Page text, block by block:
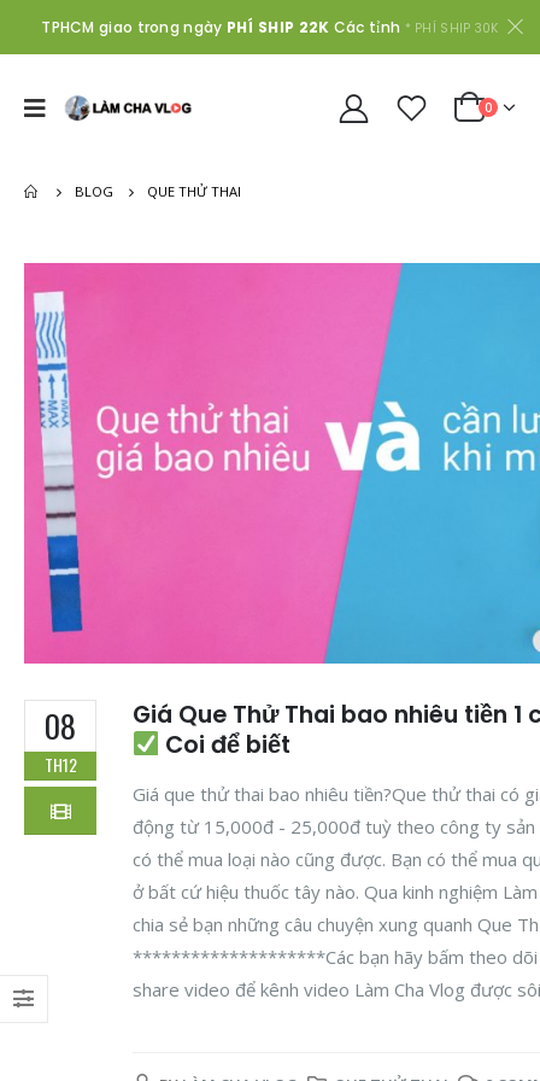
TPHCM giao trong ngày PHÍ SHIP 22K Các tỉnh * PHÍ SHIP 30K
0
BLOG QUE THỬ THAI
08
TH12
Giá Que Thử Thai bao nhiêu tiền 1
Coi để biết
Giá que thử thai bao nhiêu tiền?Que thử thai có
động từ 15,000đ - 25,000đ tuỳ theo công ty sản
có thể mua loại nào cũng được. Bạn có thể mua
ở bất cứ hiệu thuốc tây nào. Qua kinh nghiệm
chia sẻ bạn những câu chuyện xung quanh Que
********************Các bạn hãy bấm theo dõi
share video để kênh video Làm Cha Vlog được